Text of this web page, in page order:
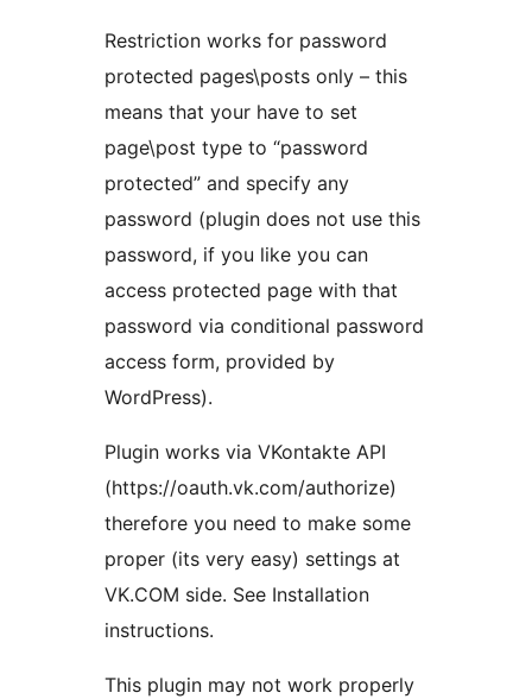
Restriction works for password
protected pages\posts only – this
means that your have to set
page\post type to “password
protected” and specify any
password (plugin does not use this
password, if you like you can
access protected page with that
password via conditional password
access form, provided by
WordPress).
Plugin works via VKontakte API
(https://oauth.vk.com/authorize)
therefore you need to make some
proper (its very easy) settings at
VK.COM side. See Installation
instructions.
This plugin may not work properly